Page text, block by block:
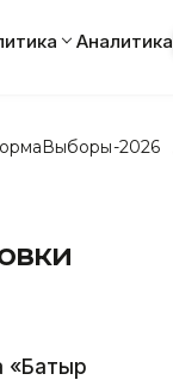
Аналитика
Выборы-2026
«Батыр